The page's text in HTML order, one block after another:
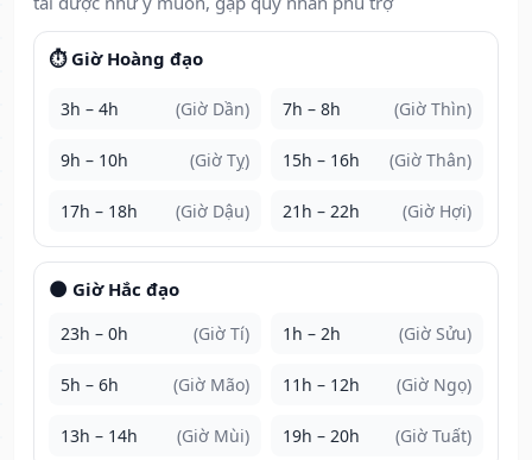
⏱️ Giờ Hoàng đạo
3h – 4h (Giờ Dần) 7h – 8h (Giờ Thìn)
9h – 10h (Giờ Tỵ) 15h – 16h (Giờ Thân)
17h – 18h (Giờ Dậu) 21h – 22h (Giờ Hợi)
🌑 Giờ Hắc đạo
23h – 0h (Giờ Tí) 1h – 2h (Giờ Sửu)
5h – 6h (Giờ Mão) 11h – 12h (Giờ Ngọ)
13h – 14h (Giờ Mùi) 19h – 20h (Giờ Tuất)